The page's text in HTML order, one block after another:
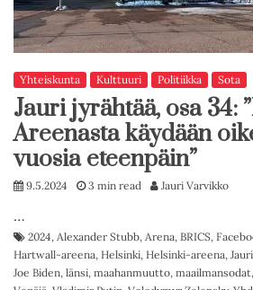
Yhteiskunta Kulttuuri Politiikka Sota
Jauri jyrähtää, osa 34:
Areenasta käydään
vuosia eteenpäin”
9.5.2024 3 min read Jauri Varvikko
…
2024, Alexander Stubb, Arena, BRICS,
Hartwall-areena, Helsinki, Helsinki-areena,
Joe Biden, länsi, maahanmuutto, maailmansodat,